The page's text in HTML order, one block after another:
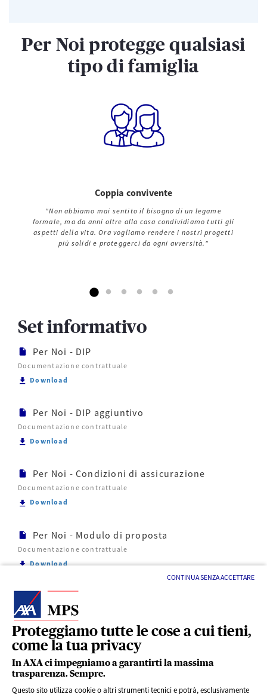
Proteggiamo tutte le cose a cui tieni,
come la tua privacy
In AXA ci impegniamo a garantirti la massima
trasparenza. Sempre.
Questo sito utilizza cookie o altri strumenti tecnici e potrà, esclusivamente
CONTINUA SENZA ACCETTARE
Per Noi protegge qualsiasi
tipo di famiglia
Coppia convivente
"Non abbiamo mai sentito il bisogno di un legame
formale, ma da anni oltre alla casa condividiamo tutti gli
aspetti della vita. Ora vogliamo rendere i nostri progetti
più solidi e proteggerci da ogni avversità."
Set informativo
Per Noi - DIP
Documentazione contrattuale
Download
Per Noi - DIP aggiuntivo
Documentazione contrattuale
Download
Per Noi - Condizioni di assicurazione
Documentazione contrattuale
Download
Per Noi - Modulo di proposta
Documentazione contrattuale
DownloadScarica Per Noi - Modulo di proposta
LINK UTILI